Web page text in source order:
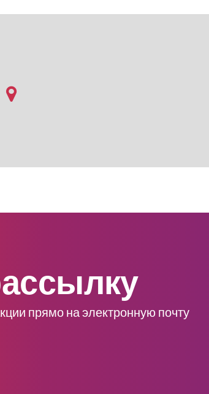
прямо на электронную почту